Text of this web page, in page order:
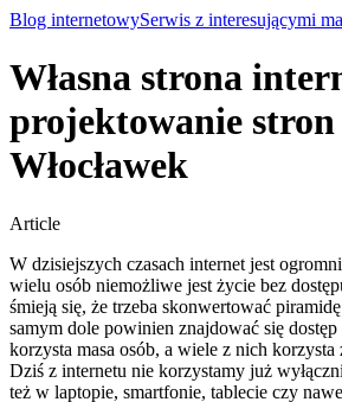
Blog internetowySerwis z interesującymi
Własna strona
projektowanie stron
Włocławek
Article
W dzisiejszych czasach internet jest
wielu osób niemożliwe jest życie bez
śmieją się, że trzeba skonwertować
samym dole powinien znajdować się
korzysta masa osób, a wiele z nich
Dziś z internetu nie korzystamy już
też w laptopie, smartfonie, tablecie czy